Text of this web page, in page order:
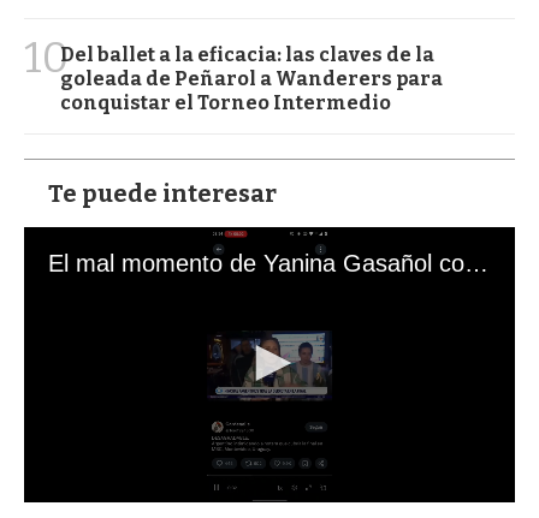
10Del ballet a la eficacia: las claves de la
goleada de Peñarol a Wanderers para
conquistar el Torneo Intermedio
Te puede interesar
El mal momento de Yanina Gasañol con un hincha argentino en "Subrayado"